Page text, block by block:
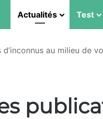
Actualités Test
au milieu de